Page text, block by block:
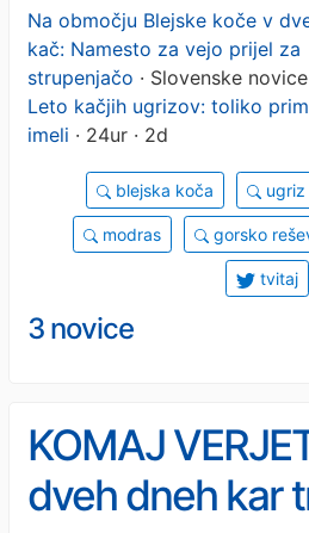
Na območju Blejske koče v
kač: Namesto za vejo prijel za
strupenjačo · Slovenske novice
Leto kačjih ugrizov: toliko
imeli · 24ur · 2d
blejska koča
modras gorsko
tvitaj
3 novice
KOMAJ
dveh dneh kar